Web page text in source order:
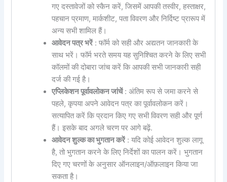
गए दस्तावेजों को स्कैन करें, जिसमें आपकी तस्वीर, हस्ताक्षर,
पहचान प्रमाण, मार्कशीट, पता विवरण और निर्दिष्ट प्रारूप में
अन्य सभी शामिल हैं।
आवेदन पत्र भरें: फॉर्म को सही और अद्यतन जानकारी के
साथ भरें। फॉर्म भरते समय यह सुनिश्चित करने के लिए सभी
कॉलमों की दोबारा जांच करें कि आपकी सभी जानकारी सही
दर्ज की गई है।
एप्लिकेशन पूर्वावलोकन जांचें: अंतिम रूप से जमा करने से
पहले, कृपया अपने आवेदन पत्र का पूर्वावलोकन करें।
सत्यापित करें कि प्रदान किए गए सभी विवरण सही और पूर्ण
हैं। इसके बाद अगले चरण पर आगे बढ़ें.
आवेदन शुल्क का भुगतान करें: यदि कोई आवेदन शुल्क लागू
है, तो भुगतान करने के लिए निर्देशों का पालन करें। भुगतान
दिए गए चरणों के अनुसार ऑनलाइन/ऑफ़लाइन किया जा
सकता है।